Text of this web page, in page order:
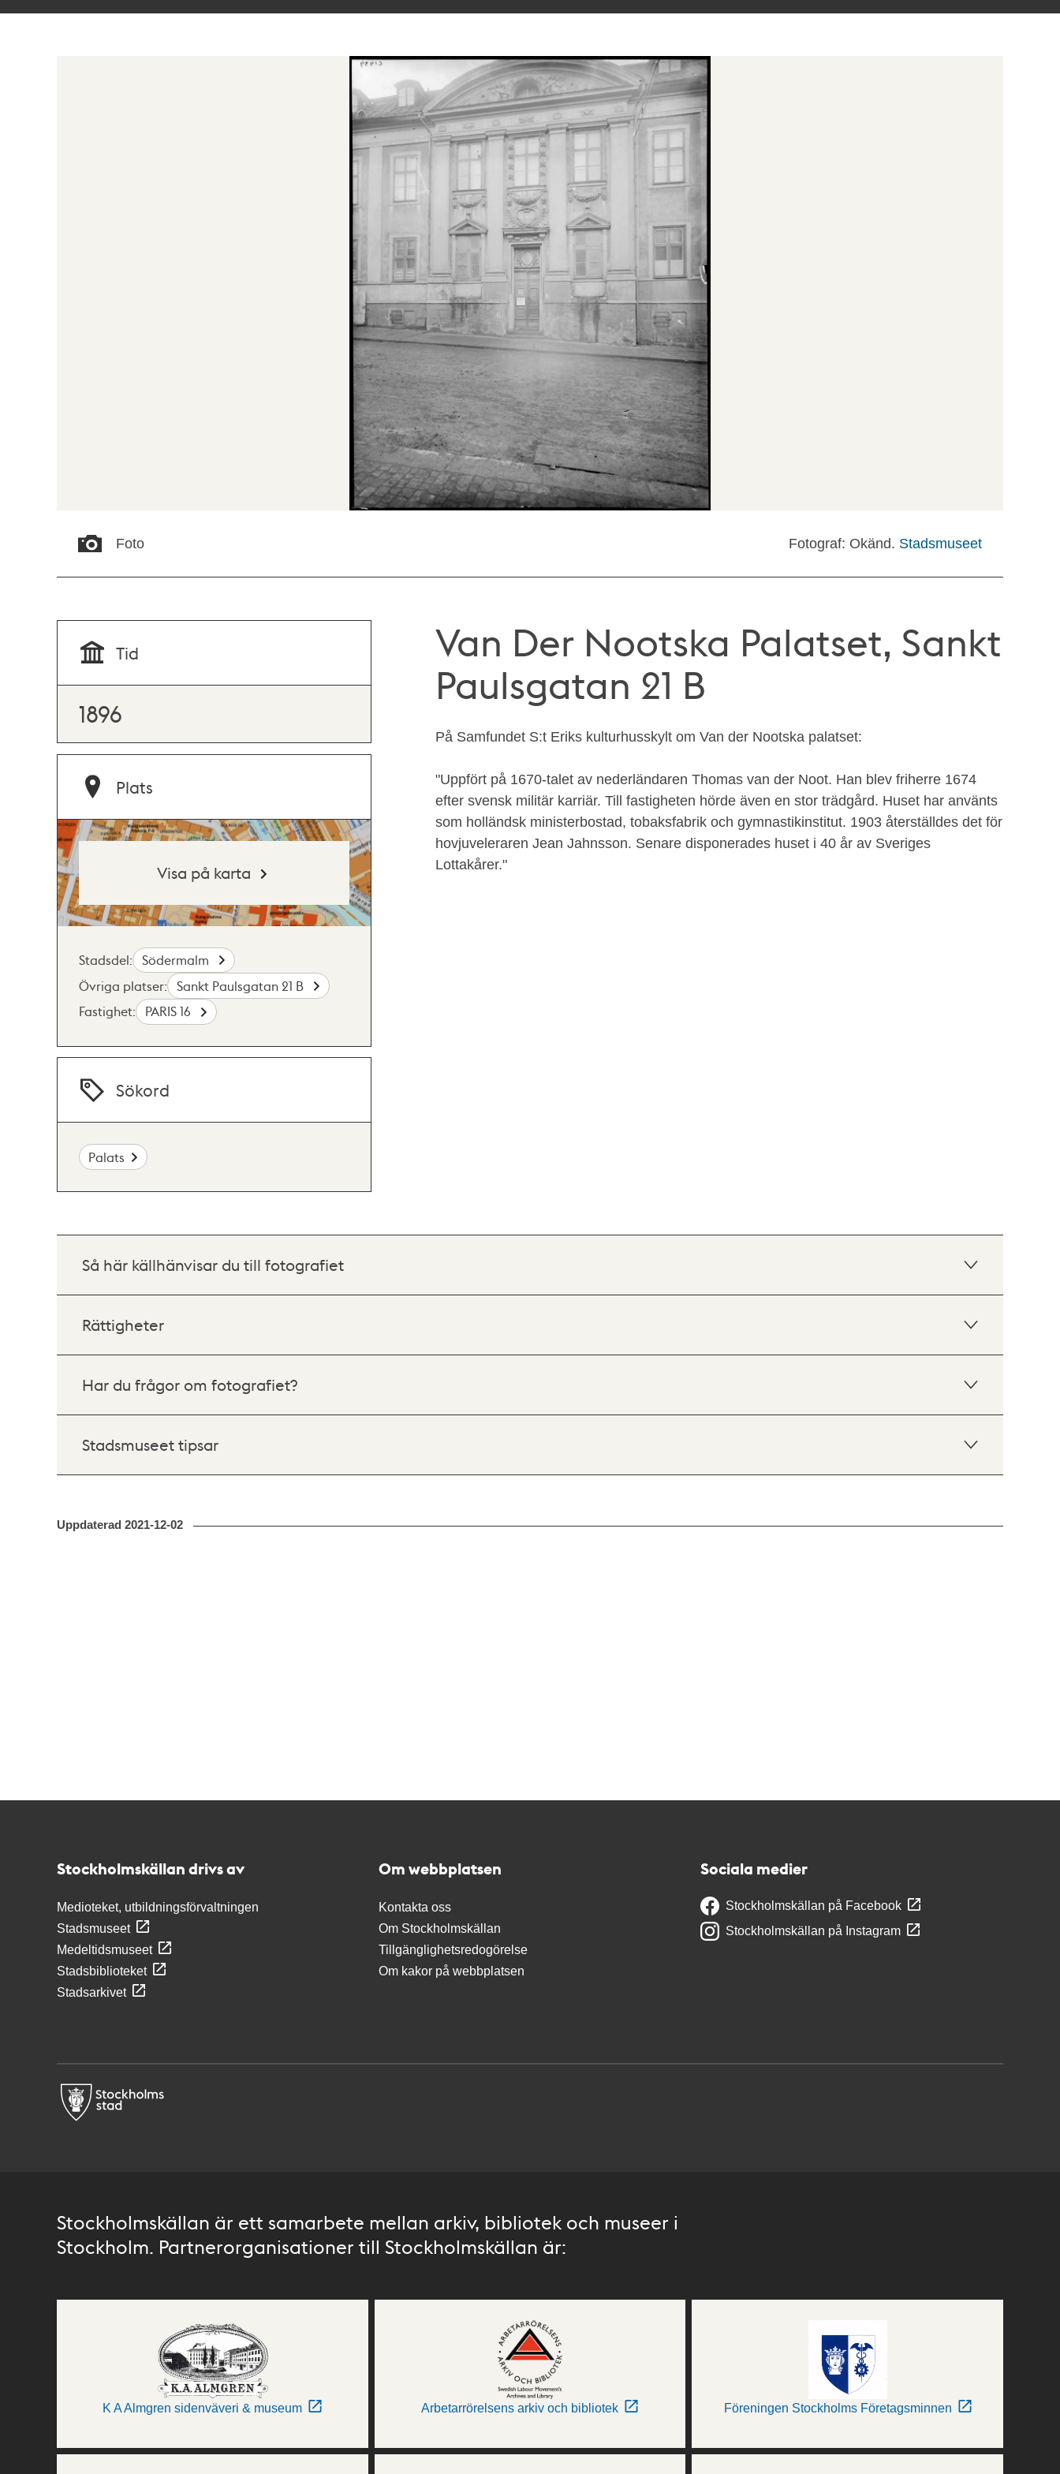
Foto Fotograf: Okänd. Stadsmuseet
Van Der Nootska Palatset, Sankt
Paulsgatan 21 B
På Samfundet S:t Eriks kulturhusskylt om Van der Nootska palatset:
"Uppfört på 1670-talet av nederländaren Thomas van der Noot. Han blev friherre 1674
efter svensk militär karriär. Till fastigheten hörde även en stor trädgård. Huset har använts
som holländsk ministerbostad, tobaksfabrik och gymnastikinstitut. 1903 återställdes det för
hovjuveleraren Jean Jahnsson. Senare disponerades huset i 40 år av Sveriges
Lottakårer."
Tid
1896
Plats
Visa på karta
Stadsdel:
Södermalm
Övriga platser:
Sankt Paulsgatan 21 B
Fastighet:
PARIS 16
Sökord
Palats
Så här källhänvisar du till fotografiet
Rättigheter
Har du frågor om fotografiet?
Stadsmuseet tipsar
Uppdaterad 2021-12-02
Stockholmskällan drivs av
Medioteket, utbildningsförvaltningen
Stadsmuseet
Medeltidsmuseet
Stadsbiblioteket
Stadsarkivet
Om webbplatsen
Kontakta oss
Om Stockholmskällan
Tillgänglighetsredogörelse
Om kakor på webbplatsen
Sociala medier
Stockholmskällan på Facebook
Stockholmskällan på Instagram
Stockholmskällan är ett samarbete mellan arkiv, bibliotek och museer i
Stockholm. Partnerorganisationer till Stockholmskällan är:
K A Almgren sidenväveri & museum Arbetarrörelsens arkiv och bibliotek Föreningen Stockholms Företagsminnen